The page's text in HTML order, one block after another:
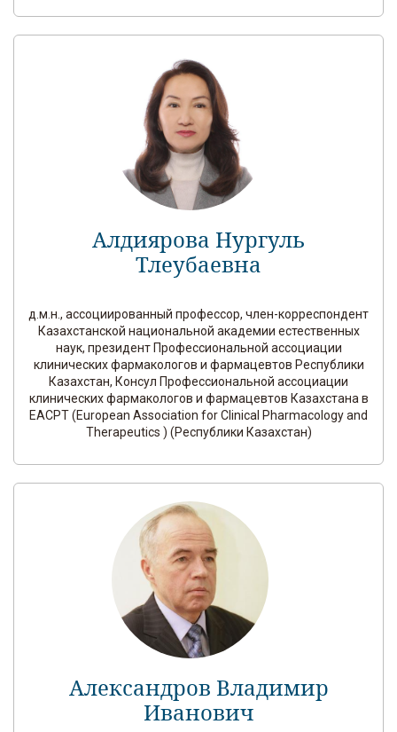
Алдиярова Нургуль
Тлеубаевна
д.м.н., ассоциированный профессор, член-корреспондент
Казахстанской национальной академии естественных
наук, президент Профессиональной ассоциации
клинических фармакологов и фармацевтов Республики
Казахстан, Консул Профессиональной ассоциации
клинических фармакологов и фармацевтов Казахстана в
EACPT (European Association for Clinical Pharmacology and
Therapeutics ) (Республики Казахстан)
Александров Владимир
Иванович